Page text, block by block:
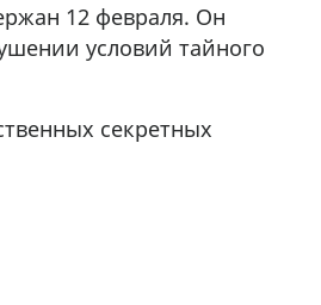
12 февраля. Он
условий тайного
секретных